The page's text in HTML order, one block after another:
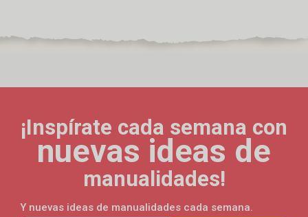
¡Inspírate cada semana con
nuevas ideas de
manualidades!
Y nuevas ideas de manualidades cada semana.